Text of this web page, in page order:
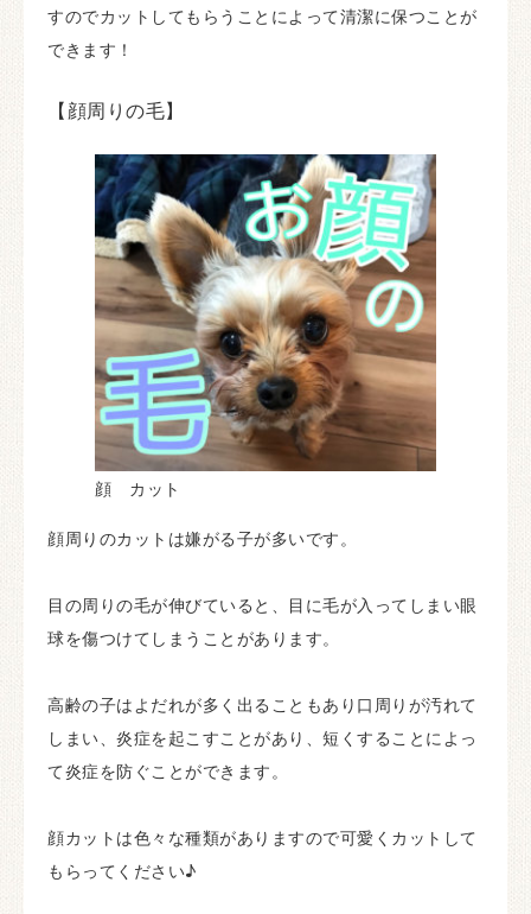
すのでカットしてもらうことによって清潔に保つことが
できます！
【顔周りの毛】
顔 カット
顔周りのカットは嫌がる子が多いです。
目の周りの毛が伸びていると、目に毛が入ってしまい眼
球を傷つけてしまうことがあります。
高齢の子はよだれが多く出ることもあり口周りが汚れて
しまい、炎症を起こすことがあり、短くすることによっ
て炎症を防ぐことができます。
顔カットは色々な種類がありますので可愛くカットして
もらってください♪